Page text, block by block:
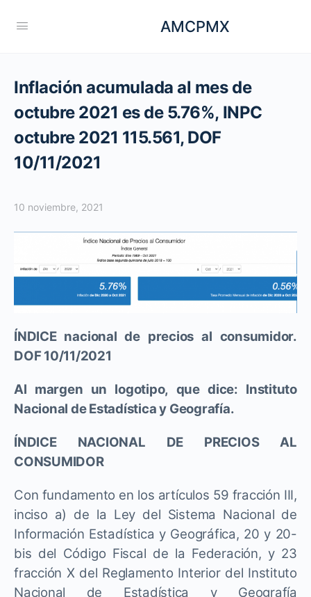
AMCPMX
Inflación acumulada al mes de
octubre 2021 es de 5.76%, INPC
octubre 2021 115.561, DOF
10/11/2021
10 noviembre, 2021
ÍNDICE nacional de precios al consumidor.
DOF 10/11/2021
Al margen un logotipo, que dice: Instituto
Nacional de Estadística y Geografía.
ÍNDICE NACIONAL DE PRECIOS AL
CONSUMIDOR
Con fundamento en los artículos 59 fracción III,
inciso a) de la Ley del Sistema Nacional de
Información Estadística y Geográfica, 20 y 20-
bis del Código Fiscal de la Federación, y 23
fracción X del Reglamento Interior del Instituto
Nacional de Estadística y Geografía